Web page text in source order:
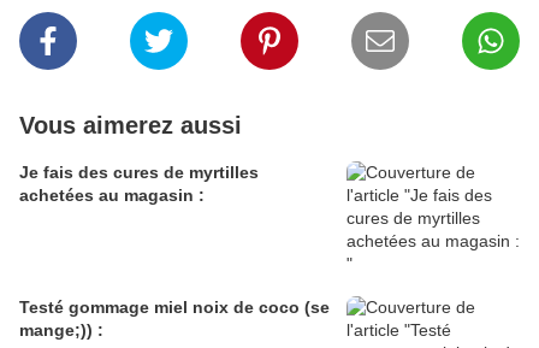
Vous aimerez aussi
Je fais des cures de myrtilles
achetées au magasin :
Testé gommage miel noix de coco (se
mange;)) :